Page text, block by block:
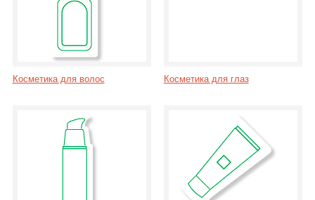
Косметика для волос Косметика для глаз